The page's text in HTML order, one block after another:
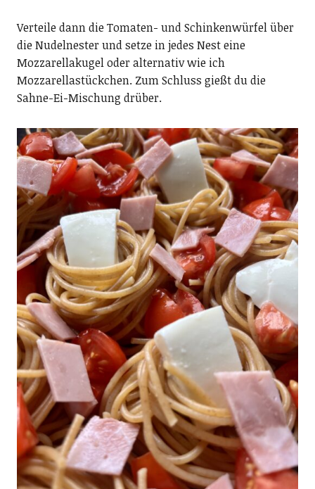
Verteile dann die Tomaten- und Schinkenwürfel über
die Nudelnester und setze in jedes Nest eine
Mozzarellakugel oder alternativ wie ich
Mozzarellastückchen. Zum Schluss gießt du die
Sahne-Ei-Mischung drüber.